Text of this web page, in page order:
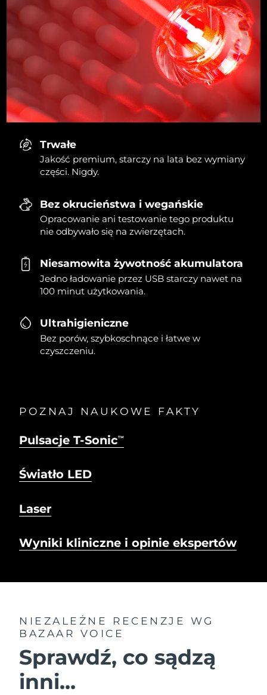
Trwałe
Jakość premium, starczy na lata bez wymiany
części. Nigdy.
Bez okrucieństwa i wegańskie
Opracowanie ani testowanie tego produktu
nie odbywało się na zwierzętach.
Niesamowita żywotność akumulatora
Jedno ładowanie przez USB starczy nawet na
100 minut użytkowania.
Ultrahigieniczne
Bez porów, szybkoschnące i łatwe w
czyszczeniu.
POZNAJ NAUKOWE FAKTY
Pulsacje T-SonicTM
Światło LED
Laser
Wyniki kliniczne i opinie ekspertów
NIEZALEŻNE RECENZJE
WG
BAZAAR VOICE
Sprawdź, co sądzą
inni...